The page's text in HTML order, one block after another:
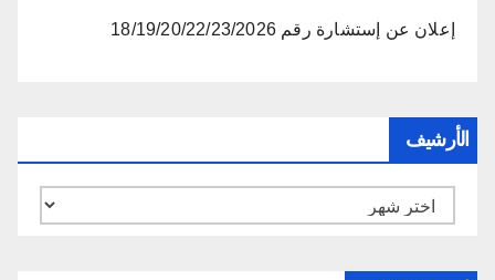
إعلان عن إستشارة رقم 18/19/20/22/23/2026
الأرشيف
الأرشيف